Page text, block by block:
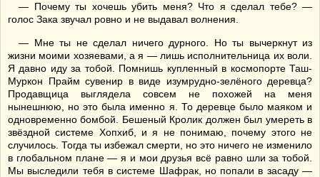
— Почему ты хочешь убить меня? Что я сделал тебе? —
голос Зака звучал ровно и не выдавал волнения.
— Мне ты не сделал ничего дурного. Но ты вычеркнут из
жизни моими хозяевами, а я — лишь исполнительница их воли.
Я давно иду за тобой. Помнишь купленный в космопорте Таш-
Муркон Прайм сувенир в виде изумрудно-зелёного деревца?
Продавщица выглядела совсем не похожей на меня
нынешнюю, но это была именно я. То деревце было маяком и
одновременно бомбой. Бешеный Кролик должен был умереть в
звёздной системе Хопхиб, и я не понимаю, почему этого не
случилось. Тогда ты избежал смерти, но это ничего не изменило
в глобальном плане — я и мои друзья всё равно шли за тобой.
Мы выследили тебя в системе Шафрак, но попали в засаду —